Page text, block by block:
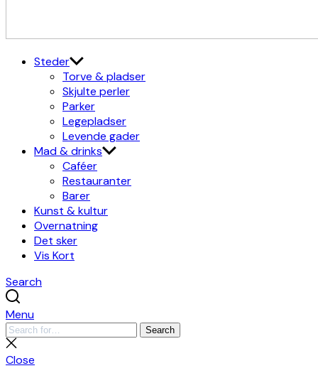
Steder
Torve & pladser
Skjulte perler
Parker
Legepladser
Levende gader
Mad & drinks
Caféer
Restauranter
Barer
Kunst & kultur
Overnatning
Det sker
Vis Kort
Search
Menu
Search
for:
Search
Close
search
Close